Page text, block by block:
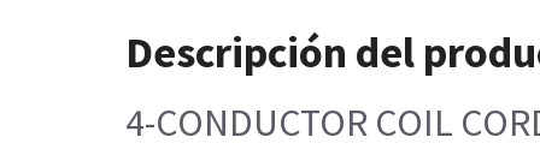
Descripción del
4-CONDUCTOR COIL